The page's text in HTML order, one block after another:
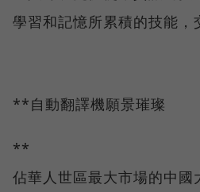
學習和記憶所累積的技能，
**自動翻譯機願景璀璨
**
佔華人世區最大市場的中